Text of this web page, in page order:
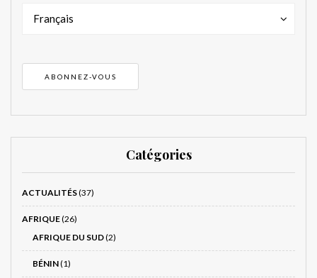
Français
Catégories
ACTUALITÉS(37)
AFRIQUE(26)
AFRIQUE DU SUD(2)
BÉNIN(1)